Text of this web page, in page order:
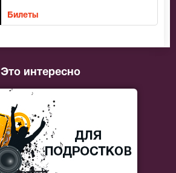
Билеты
Это интересно